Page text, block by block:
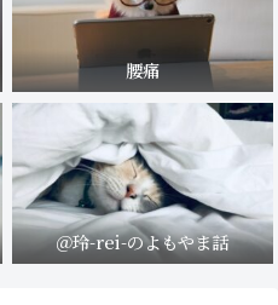
腰痛
＠玲-rei-のよもやま話